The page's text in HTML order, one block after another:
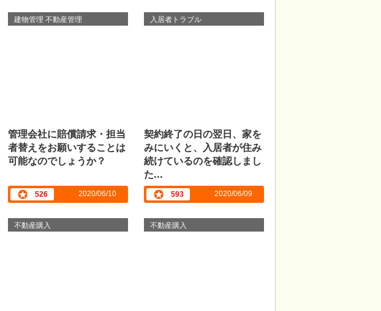
建物管理 不動産管理
管理会社に賠償請求・担当
者替えをお願いすることは
可能なのでしょうか？
526 2020/06/10
入居者トラブル
契約終了の日の翌日、家を
みにいくと、入居者が住み
続けているのを確認しまし
た...
593 2020/06/09
不動産購入 不動産購入